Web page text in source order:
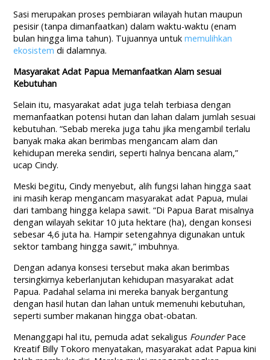
Sasi merupakan proses pembiaran wilayah hutan maupun
pesisir (tanpa dimanfaatkan) dalam waktu-waktu (enam
bulan hingga lima tahun). Tujuannya untukmemulihkan
ekosistem di dalamnya.
Masyarakat Adat Papua Memanfaatkan Alam sesuai
Kebutuhan
Selain itu, masyarakat adat juga telah terbiasa dengan
memanfaatkan potensi hutan dan lahan dalam jumlah sesuai
kebutuhan. “Sebab mereka juga tahu jika mengambil terlalu
banyak maka akan berimbas mengancam alam dan
kehidupan mereka sendiri, seperti halnya bencana alam,”
ucap Cindy.
Meski begitu, Cindy menyebut, alih fungsi lahan hingga saat
ini masih kerap mengancam masyarakat adat Papua, mulai
dari tambang hingga kelapa sawit. “Di Papua Barat misalnya
dengan wilayah sekitar 10 juta hektare (ha), dengan konsesi
sebesar 4,6 juta ha. Hampir setengahnya digunakan untuk
sektor tambang hingga sawit,” imbuhnya.
Dengan adanya konsesi tersebut maka akan berimbas
tersingkirnya keberlanjutan kehidupan masyarakat adat
Papua. Padahal selama ini mereka banyak bergantung
dengan hasil hutan dan lahan untuk memenuhi kebutuhan,
seperti sumber makanan hingga obat-obatan.
Menanggapi hal itu, pemuda adat sekaligus FounderPace
Kreatif Billy Tokoro menyatakan, masyarakat adat Papua kini